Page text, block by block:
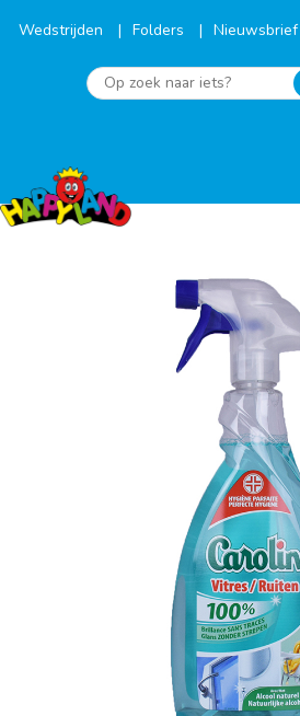
naarWedstrijden Folders Nieuwsbrief
Op